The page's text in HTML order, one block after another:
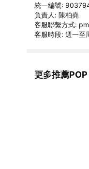
統一編號:
負責人: 陳柏堯
客服聯繫方式:
客服時段: 週一
更多推薦
看更多